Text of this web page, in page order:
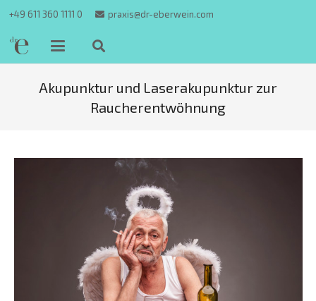
+49 611 360 1111 0 praxis@dr-eberwein.com
Akupunktur und Laserakupunktur zur
Raucherentwöhnung